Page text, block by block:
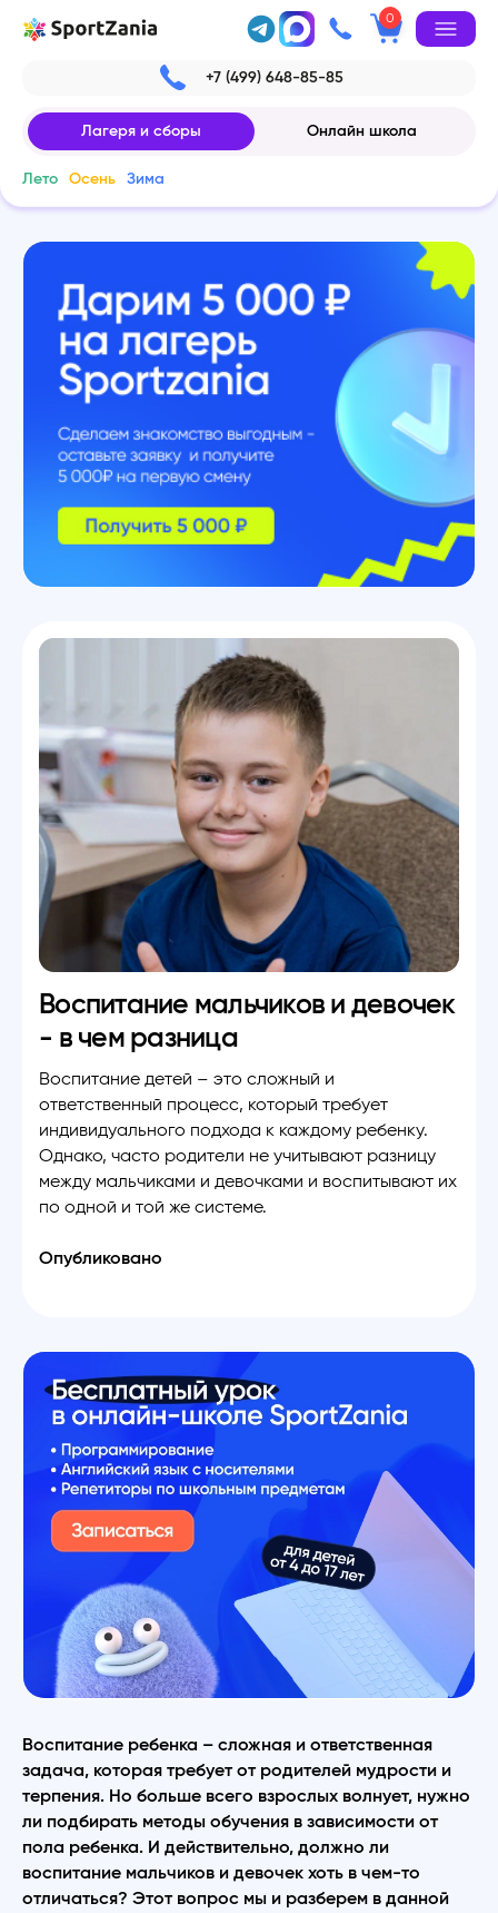
0
+7 (499) 648-85-85
Лагеря и сборы Онлайн школа
Лето Осень Зима
Воспитание мальчиков и девочек
- в чем разница
Воспитание детей – это сложный и
ответственный процесс, который требует
индивидуального подхода к каждому ребенку.
Однако, часто родители не учитывают разницу
между мальчиками и девочками и воспитывают их
по одной и той же системе.
Опубликовано
Воспитание ребенка – сложная и ответственная
задача, которая требует от родителей мудрости и
терпения. Но больше всего взрослых волнует, нужно
ли подбирать методы обучения в зависимости от
пола ребенка. И действительно, должно ли
воспитание мальчиков и девочек хоть в чем-то
отличаться? Этот вопрос мы и разберем в данной